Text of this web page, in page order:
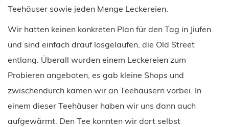
Teehäuser sowie jeden Menge Leckereien.
Wir hatten keinen konkreten Plan für den Tag in Jiufen
und sind einfach drauf losgelaufen, die Old Street
entlang. Überall wurden einem Leckereien zum
Probieren angeboten, es gab kleine Shops und
zwischendurch kamen wir an Teehäusern vorbei. In
einem dieser Teehäuser haben wir uns dann auch
aufgewärmt. Den Tee konnten wir dort selbst